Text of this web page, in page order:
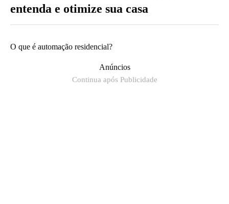
entenda e otimize sua casa
O que é automação residencial?
Anúncios
Continua após Publicidade